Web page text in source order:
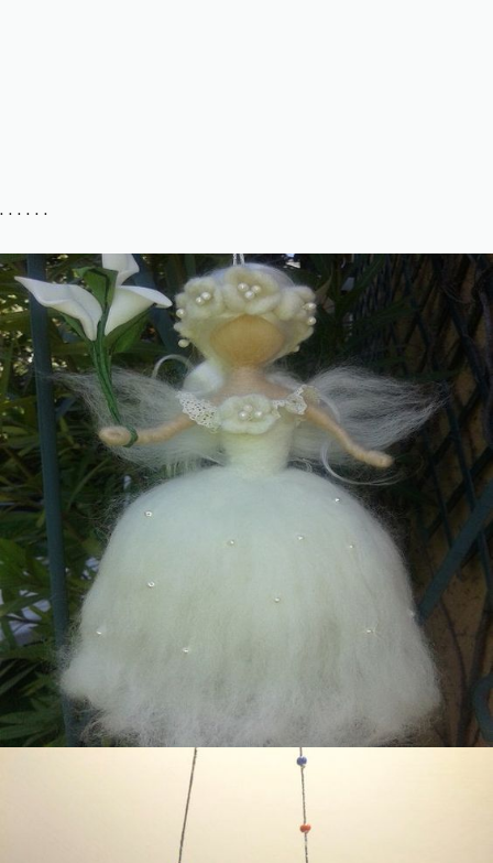
. . . . . .